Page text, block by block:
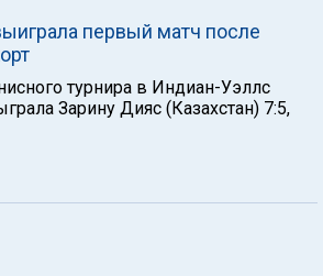
первый матч после
турнира в Индиан-Уэллс
Зарину Дияс (Казахстан) 7:5,